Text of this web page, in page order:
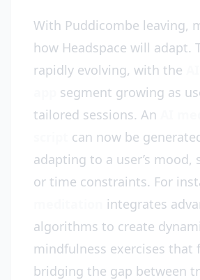
With Puddicombe leaving,
how Headspace will adapt.
rapidly evolving, with the
segment growing as
tailored sessions. An
can now be
adapting to a user’s mood,
or time constraints. For
integrates
algorithms to create
mindfulness exercises that
bridging the gap between